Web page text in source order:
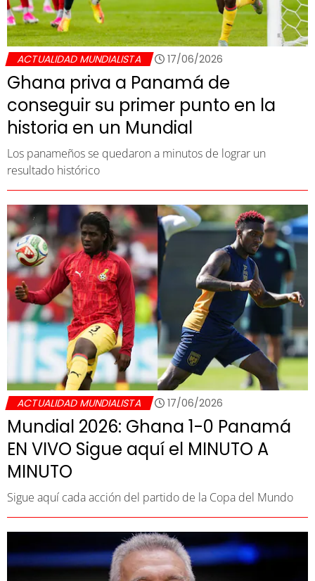
ACTUALIDAD MUNDIALISTA 17/06/2026
Ghana priva a Panamá de
conseguir su primer punto en la
historia en un Mundial
Los panameños se quedaron a minutos de lograr un
resultado histórico
ACTUALIDAD MUNDIALISTA 17/06/2026
Mundial 2026: Ghana 1-0 Panamá
EN VIVO Sigue aquí el MINUTO A
MINUTO
Sigue aquí cada acción del partido de la Copa del Mundo